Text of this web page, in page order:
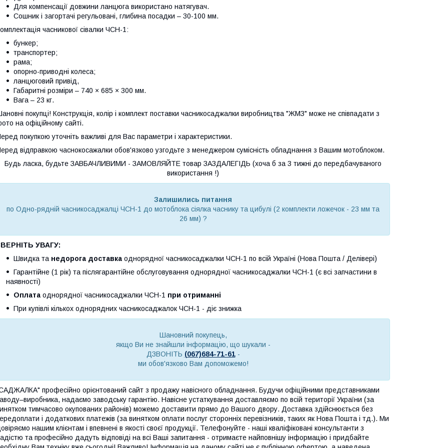
Для компенсації довжини ланцюга використано натягувач.
Сошник і загортачі регульовані, глибина посадки – 30-100 мм.
часникової сівалки ЧСН-1:
бункер;
транспортер;
рама;
опорно-приводні колеса;
ланцюговий привід,
Габаритні розміри – 740 × 685 × 300 мм.
Вага – 23 кг.
покупці! Конструкція, колір і комплект поставки часникосаджалки виробництва "ЖМЗ" може не співпадати з
на офіційному сайті.
покупкою уточніть важливі для Вас параметри і характеристики.
відправкою часнокосажалки обов'язково узгодьте з менеджером сумісність обладнання з Вашим мотоблоком.
Будь ласка, будьте ЗАВБАЧЛИВИМИ - ЗАМОВЛЯЙТЕ товар ЗАЗДАЛЕГІДЬ (хоча б за 3 тижні до передбачуваного
використання !)
Залишились питання
по Одно-рядній часникосаджалці ЧСН-1 до мотоблока сіялка часнику та цибулі (2 комплекти ложечок - 23 мм та
26 мм) ?
УВАГУ:
Швидка та недорога доставка однорядної часникосаджалки ЧСН-1 по всій Україні (Нова Пошта / Делівері)
Гарантійне (1 рік) та післягарантійне обслуговування однорядної часникосаджалки ЧСН-1 (є всі запчастини в
наявності)
Оплата однорядної часникосаджалки ЧСН-1 при отриманні
При купівлі кількох однорядних часникосаджалок ЧСН-1 - діє знижка
Шановний покупець,
якщо Ви не знайшли інформацію, що шукали -
ДЗВОНІТЬ (067)684-71-61-
ми обов'язково Вам допоможемо!
професійно орієнтований сайт з продажу навісного обладнання. Будучи офіційними представниками
надаємо заводську гарантію. Навісне устаткування доставляємо по всій території України (за
тимчасово окупованих районів) можемо доставити прямо до Вашого двору. Доставка здійснюється без
і додаткових платежів (за винятком оплати послуг сторонніх перевізників, таких як Нова Пошта і тд.). Ми
нашим клієнтам і впевнені в якості своєї продукції. Телефонуйте - наші кваліфіковані консультанти з
та професійно дадуть відповіді на всі Ваші запитання - отримаєте найповнішу інформацію і придбайте